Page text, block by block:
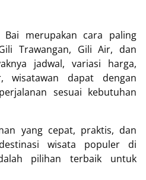
Bai merupakan cara paling
Trawangan, Gili Air, dan
jadwal, variasi harga,
wisatawan dapat dengan
sesuai kebutuhan
yang cepat, praktis, dan
wisata populer di
pilihan terbaik untuk